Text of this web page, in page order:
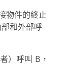
物件的終止
和外部呼
）呼叫 B，